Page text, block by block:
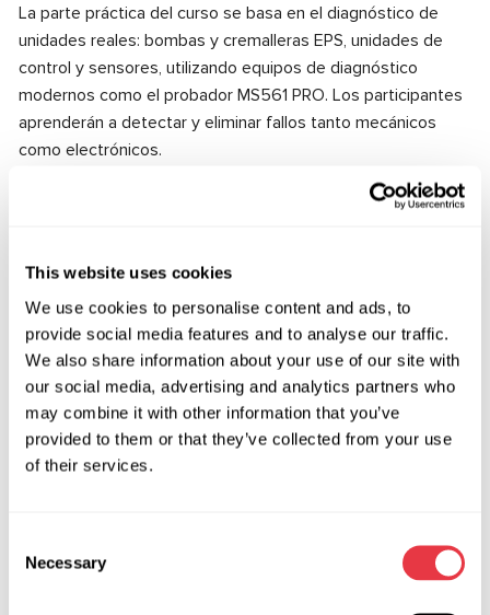
This website uses cookies
We use cookies to personalise content and ads, to
provide social media features and to analyse our traffic.
We also share information about your use of our site with
our social media, advertising and analytics partners who
may combine it with other information that you’ve
provided to them or that they’ve collected from your use
of their services.
Selection
Necessary
La parte práctica del curso se basa en el diagnóstico de
unidades reales: bombas y cremalleras EPS, unidades de
control y sensores, utilizando equipos de diagnóstico
modernos como el probador MS561 PRO. Los participantes
aprenderán a detectar y eliminar fallos tanto mecánicos
como electrónicos.
Además, el curso incluye el trabajo con software para
codificación, adaptación y calibración de unidades de
sistemas EPS modernos.
Para quién es este curso
Especialistas en reparación y diagnóstico de cremalleras,
bombas y unidades de control de dirección.
Técnicos en reparación de sistemas eléctricos.
Profesionales de talleres que trabajen con vehículos
eléctricos e híbridos.
Requisitos para los participantes